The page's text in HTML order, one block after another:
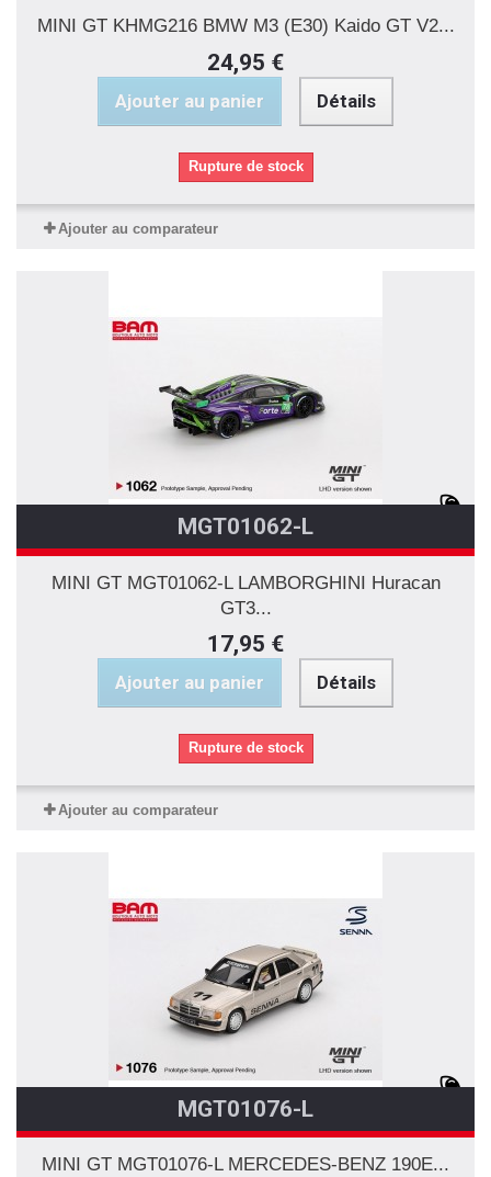
MINI GT KHMG216 BMW M3 (E30) Kaido GT V2...
24,95 €
Ajouter au panier Détails
Rupture de stock
Ajouter au comparateur
MGT01062-L
MINI GT MGT01062-L LAMBORGHINI Huracan
GT3...
17,95 €
Ajouter au panier Détails
Rupture de stock
Ajouter au comparateur
MGT01076-L
MINI GT MGT01076-L MERCEDES-BENZ 190E...